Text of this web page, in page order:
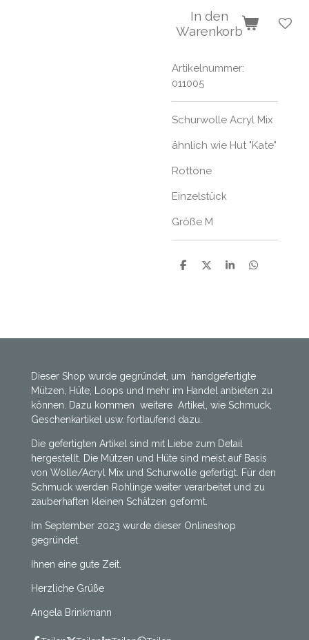
In den
Warenkorb
Artikelnummer:
011005
Schurwolle Acryl Mix
ähnlich wie Hut "Kate"
Rottöne
Einzelstück
Größe M
T
T
T
T
Dieser Shop wurde gegründet, um handgefertigte
Mützen, Hüte, Loops und mehr im Handel anbieten zu
können. Dazu kommen weitere Artikel, wie Schmuck,
Geschenkartikel usw. fortlaufend dazu.
Die gefertigten Artikel sind mit Liebe zum Detail
hergestellt. Die Mützen und Hüte sind meist auf Basis
von Wolle/Acryl Mix und Schurwolle gefertigt. Für den
Schmuck werden Rohlinge weiter verarbeitet und zu
zauberhaften kleinen Schätzen geformt.
Im September 2023 wurde dieser Onlineshop
gegründet.
Ihnen eine gute Zeit.
Herzliche Grüße
Angela Brinkmann